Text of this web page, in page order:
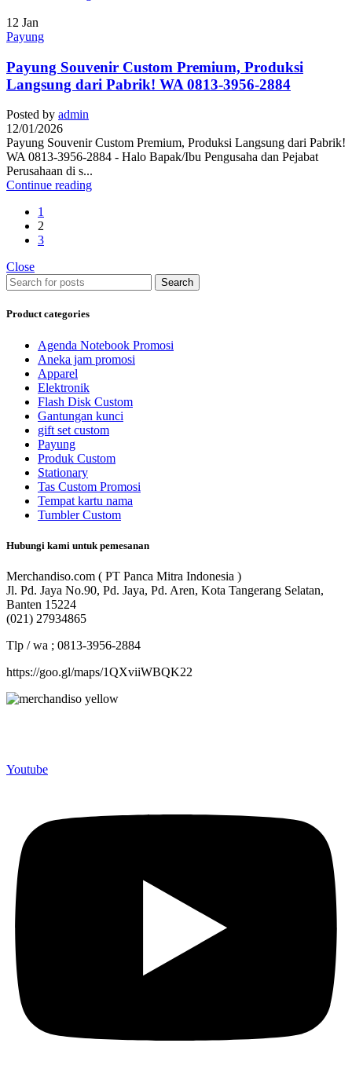
12 Jan
Payung
Payung Souvenir Custom Premium, Produksi
Langsung dari Pabrik! WA 0813-3956-2884
Posted by admin
12/01/2026
Payung Souvenir Custom Premium, Produksi Langsung dari Pabrik!
WA 0813-3956-2884 - Halo Bapak/Ibu Pengusaha dan Pejabat
Perusahaan di s...
Continue reading
1
2
3
Close
Search
Product categories
Agenda Notebook Promosi
Aneka jam promosi
Apparel
Elektronik
Flash Disk Custom
Gantungan kunci
gift set custom
Payung
Produk Custom
Stationary
Tas Custom Promosi
Tempat kartu nama
Tumbler Custom
Hubungi kami untuk pemesanan
Merchandiso.com ( PT Panca Mitra Indonesia )
Jl. Pd. Jaya No.90, Pd. Jaya, Pd. Aren, Kota Tangerang Selatan,
Banten 15224
(021) 27934865
Tlp / wa ; 0813-3956-2884
https://goo.gl/maps/1QXviiWBQK22
Youtube